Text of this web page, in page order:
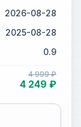
2026-08-28
2025-08-28
0.9
4 999 ₽
4 249 ₽